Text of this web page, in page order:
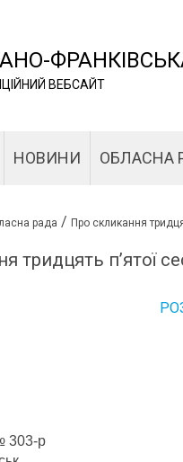
ВЕБСАЙТ
НОВИНИ ОБЛАСНА
рада / Про скликання
тридцять п’ятої
303-р